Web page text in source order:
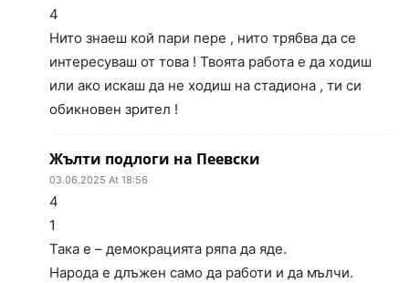
4
Нито знаеш кой пари пере , нито трябва да се
интересуваш от това ! Твоята работа е да ходиш
или ако искаш да не ходиш на стадиона , ти си
обикновен зрител !
Жълти подлоги на Пеевски
03.06.2025 At 18:56
4
1
Така е – демокрацията ряпа да яде.
Народа е длъжен само да работи и да мълчи.